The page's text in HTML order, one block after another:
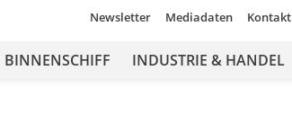
Newsletter Mediadaten Kontakt
BINNENSCHIFF INDUSTRIE & HANDEL